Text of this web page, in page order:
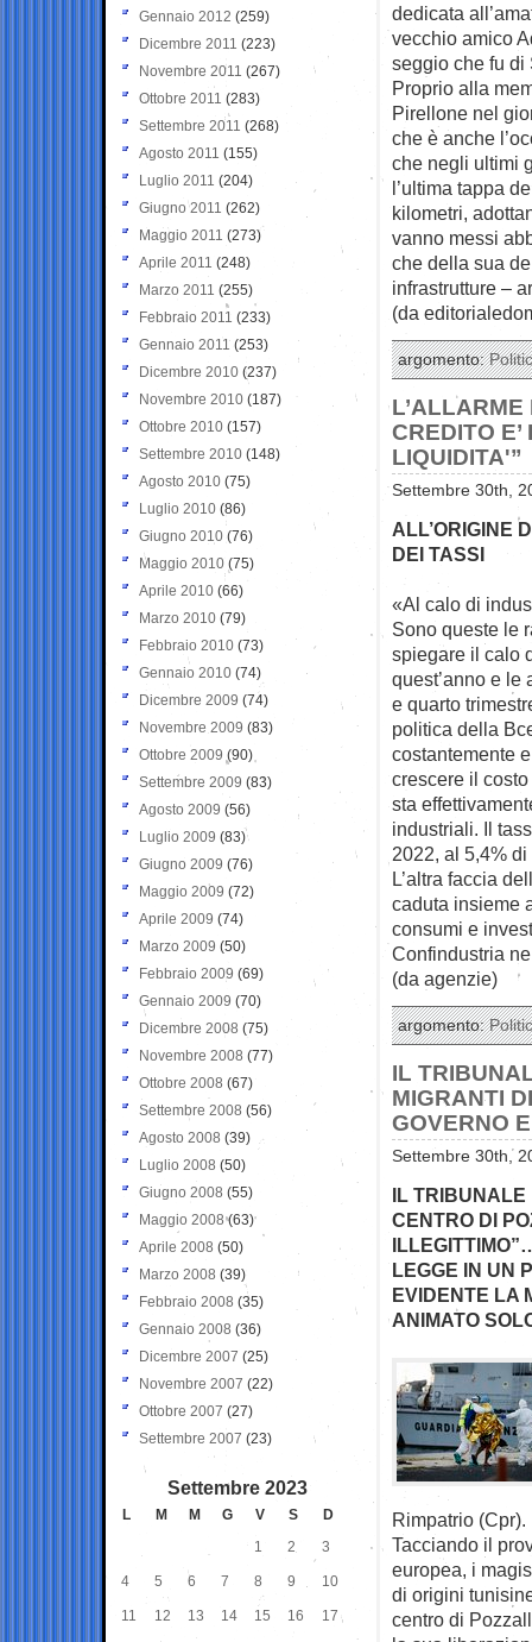
dedicata
vecchio amico
seggio che fu
Proprio alla
Pirellone nel
che è anche
che negli ultimi
l’ultima tappa
kilometri,
vanno messi
che della sua
infrastrutture –
(da
argomento:
CREDITO
LIQUIDITA'”
Settembre 30th,
ALL’ORIGINE
DEI TASSI
«Al calo di
Sono queste le
spiegare il calo
quest’anno e le
e quarto
politica della
costantemente
crescere il
sta
industriali. Il
2022, al 5,4%
L’altra faccia
caduta insieme
consumi e
Confindustria
(da agenzie)
argomento:
IL
MIGRANTI
GOVERNO
Settembre 30th,
IL TRIBUNALE
CENTRO DI
LEGGE IN UN
EVIDENTE LA
ANIMATO
Rimpatrio (Cpr).
Tacciando il
europea, i
di origini
centro di
Gennaio 2012 (259)
Dicembre 2011 (223)
Novembre 2011 (267)
Ottobre 2011 (283)
Settembre 2011 (268)
Agosto 2011 (155)
Luglio 2011 (204)
Giugno 2011 (262)
Maggio 2011 (273)
Aprile 2011 (248)
Marzo 2011 (255)
Febbraio 2011 (233)
Gennaio 2011 (253)
Dicembre 2010 (237)
Novembre 2010 (187)
Ottobre 2010 (157)
Settembre 2010 (148)
Agosto 2010 (75)
Luglio 2010 (86)
Giugno 2010 (76)
Maggio 2010 (75)
Aprile 2010 (66)
Marzo 2010 (79)
Febbraio 2010 (73)
Gennaio 2010 (74)
Dicembre 2009 (74)
Novembre 2009 (83)
Ottobre 2009 (90)
Settembre 2009 (83)
Agosto 2009 (56)
Luglio 2009 (83)
Giugno 2009 (76)
Maggio 2009 (72)
Aprile 2009 (74)
Marzo 2009 (50)
Febbraio 2009 (69)
Gennaio 2009 (70)
Dicembre 2008 (75)
Novembre 2008 (77)
Ottobre 2008 (67)
Settembre 2008 (56)
Agosto 2008 (39)
Luglio 2008 (50)
Giugno 2008 (55)
Maggio 2008(63)
Aprile 2008 (50)
Marzo 2008 (39)
Febbraio 2008 (35)
Gennaio 2008 (36)
Dicembre 2007 (25)
Novembre 2007 (22)
Ottobre 2007 (27)
Settembre 2007 (23)
Settembre 2023
L M M G V S
D
1
2 3
4 5 6 7 8 9 10
11 12 13 14 15 16 17